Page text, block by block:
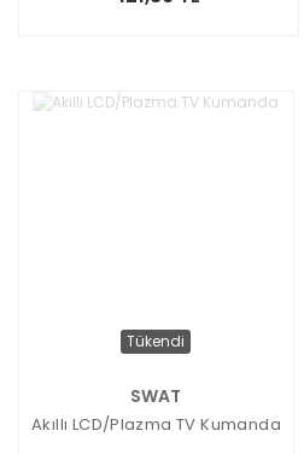
Tükendi
SWAT
Akıllı LCD/Plazma TV Kumanda